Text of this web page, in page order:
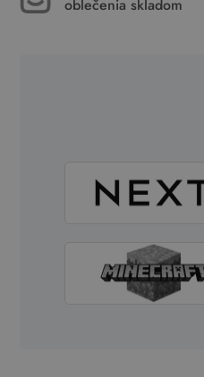
oblečenia skladom